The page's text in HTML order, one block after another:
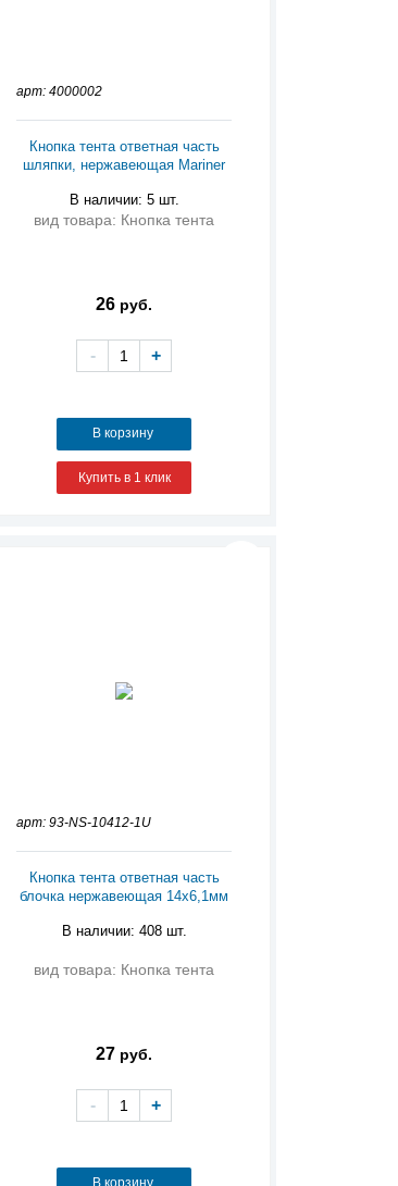
арт: 4000002
Кнопка тента ответная часть
шляпки, нержавеющая Mariner
В наличии: 5 шт.
вид товара: Кнопка тента
26 руб.
- +
В корзину
Купить в 1 клик
арт: 93-NS-10412-1U
Кнопка тента ответная часть
блочка нержавеющая 14х6,1мм
В наличии: 408 шт.
вид товара: Кнопка тента
27 руб.
- +
В корзину